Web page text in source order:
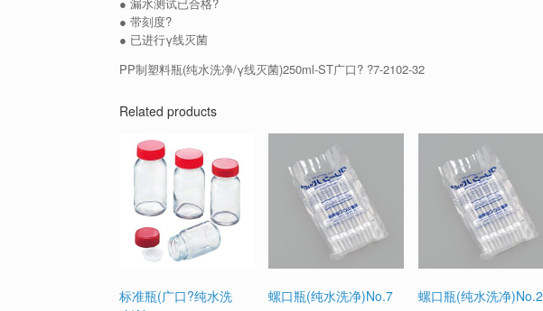
● 漏水测试已合格?
● 带刻度?
● 已进行γ线灭菌
PP制塑料瓶(纯水洗净/γ线灭菌)250ml-ST广口? ?7-2102-32
Related products
标准瓶(广口?纯水洗
螺口瓶(纯水洗净)No.7
螺口瓶(纯水洗净)No.2